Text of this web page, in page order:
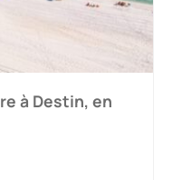
à Destin, en